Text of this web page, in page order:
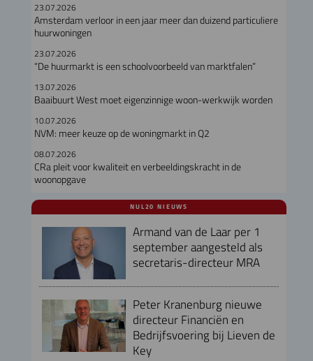
23.07.2026
Amsterdam verloor in een jaar meer dan duizend particuliere
huurwoningen
23.07.2026
“De huurmarkt is een schoolvoorbeeld van marktfalen”
13.07.2026
Baaibuurt West moet eigenzinnige woon-werkwijk worden
10.07.2026
NVM: meer keuze op de woningmarkt in Q2
08.07.2026
CRa pleit voor kwaliteit en verbeeldingskracht in de
woonopgave
NUL20 NIEUWS
Armand van de Laar per 1
september aangesteld als
secretaris-directeur MRA
Peter Kranenburg nieuwe
directeur Financiën en
Bedrijfsvoering bij Lieven de
Key